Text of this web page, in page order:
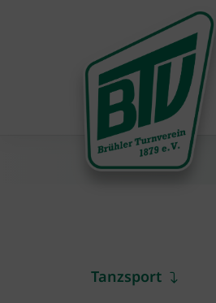
Tanzsport